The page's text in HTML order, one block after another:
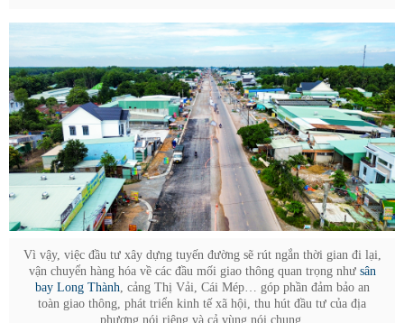
Vì vậy, việc đầu tư xây dựng tuyến đường sẽ rút ngắn thời gian đi lại,
vận chuyển hàng hóa về các đầu mối giao thông quan trọng như sân
bay Long Thành, cảng Thị Vải, Cái Mép… góp phần đảm bảo an
toàn giao thông, phát triển kinh tế xã hội, thu hút đầu tư của địa
phương nói riêng và cả vùng nói chung.